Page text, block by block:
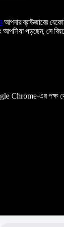
আপনার ব্রাউজারের
আপনি যা পড়ছেন, সে
Chrome-এর পক্ষ